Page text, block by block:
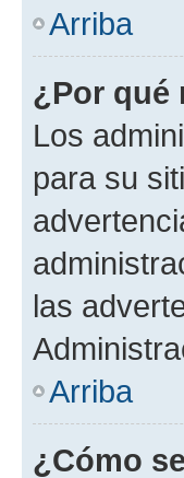
Arriba
¿Por qué
Los
para su
las
Arriba
¿Cómo